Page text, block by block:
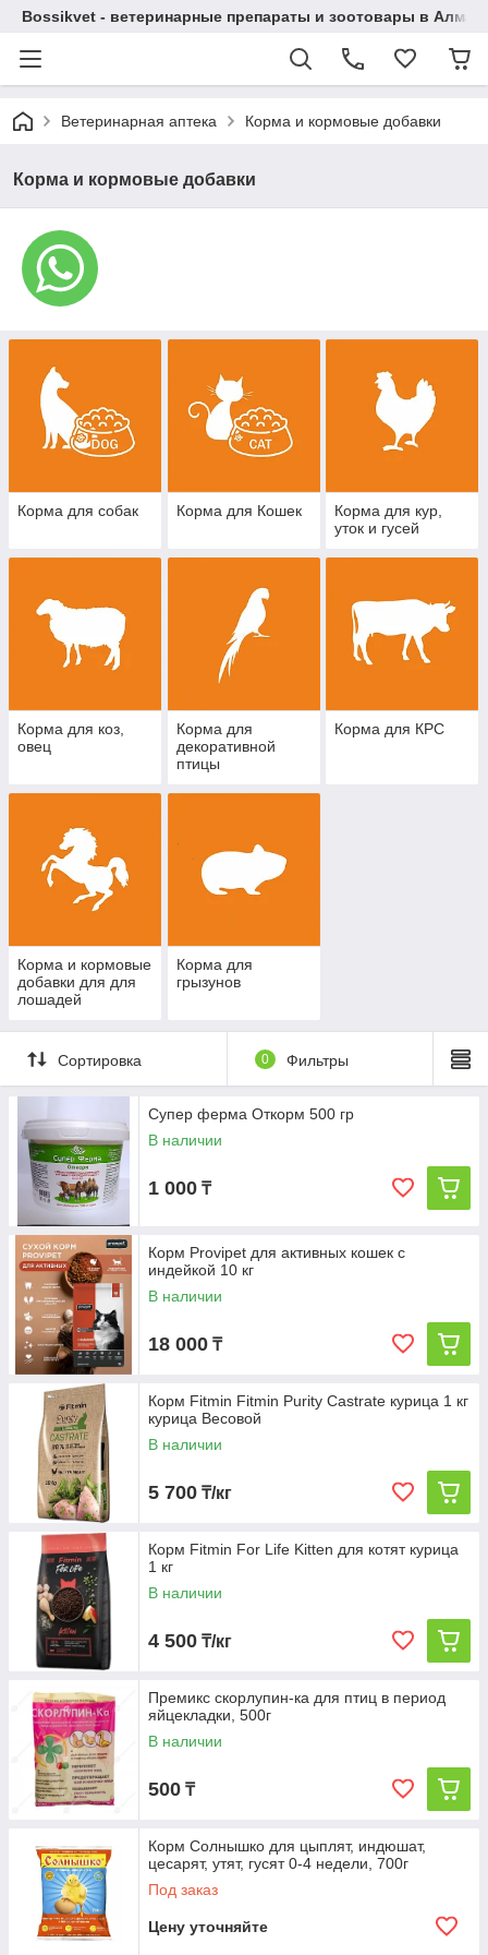
Bossikvet - ветеринарные препараты и зоотовары в
Ветеринарная аптека Корма и кормовые добавки
Корма и кормовые добавки
Корма для собак Корма для Кошек
Корма для кур,
уток и гусей
Корма для коз,
овец
Корма для
декоративной
птицы
Корма для КРС
Корма и кормовые
добавки для для
лошадей
Корма для
грызунов
Сортировка 0 Фильтры
Супер ферма Откорм 500 гр
В наличии
1 000 ₸
Корм Provipet для активных кошек с
индейкой 10 кг
В наличии
18 000 ₸
Корм Fitmin Fitmin Purity Castrate курица 1 кг
курица Весовой
В наличии
5 700 ₸/кг
Корм Fitmin For Life Kitten для котят курица
1 кг
В наличии
4 500 ₸/кг
Премикс скорлупин-ка для птиц в период
яйцекладки, 500г
В наличии
500 ₸
Корм Солнышко для цыплят, индюшат,
цесарят, утят, гусят 0-4 недели, 700г
Под заказ
Цену уточняйте